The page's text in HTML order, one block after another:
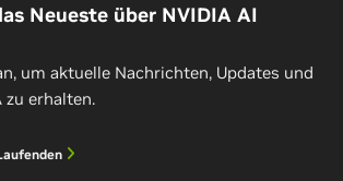
Pipeline
Neueste über NVIDIA AI
um aktuelle Nachrichten, Updates und
zu erhalten.